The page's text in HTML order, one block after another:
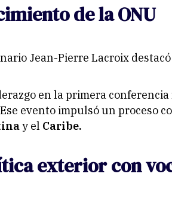
de la ONU
Jean-Pierre Lacroix
en la primera
evento impulsó un proceso
y el Caribe.
exterior con